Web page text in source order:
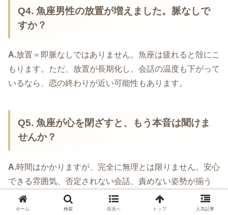
Q4. 魚座男性の放置が増えました。脈なしで
すか？
A.放置＝即脈なしではありません。魚座は疲れると殻にこ
もります。ただ、放置が長期化し、会話の温度も下がって
いるなら、恋の終わりが近い可能性もあります。
Q5. 魚座が心を閉ざすと、もう本音は聞けま
せんか？
A.時間はかかりますが、完全に無理とは限りません。安心
できる雰囲気、否定されない会話、責めない姿勢が揃う
と、少しずつ扉が開くことがあります。
ホーム 検索 目次へ トップ 人気記事